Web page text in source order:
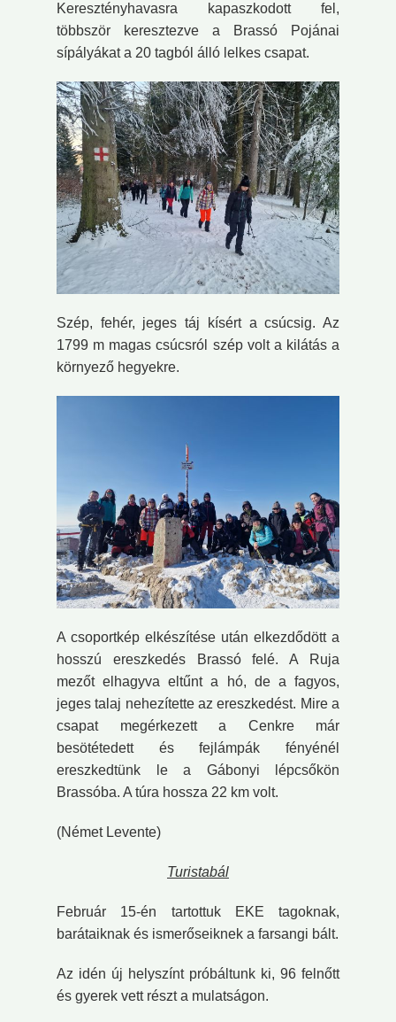
Keresztényhavasra kapaszkodott fel,
többször keresztezve a Brassó Pojánai
sípályákat a 20 tagból álló lelkes csapat.
Szép, fehér, jeges táj kísért a csúcsig. Az
1799 m magas csúcsról szép volt a kilátás a
környező hegyekre.
A csoportkép elkészítése után elkezdődött a
hosszú ereszkedés Brassó felé. A Ruja
mezőt elhagyva eltűnt a hó, de a fagyos,
jeges talaj nehezítette az ereszkedést. Mire a
csapat megérkezett a Cenkre már
besötétedett és fejlámpák fényénél
ereszkedtünk le a Gábonyi lépcsőkön
Brassóba. A túra hossza 22 km volt.
(Német Levente)
Turistabál
Február 15-én tartottuk EKE tagoknak,
barátaiknak és ismerőseiknek a farsangi bált.
Az idén új helyszínt próbáltunk ki, 96 felnőtt
és gyerek vett részt a mulatságon.